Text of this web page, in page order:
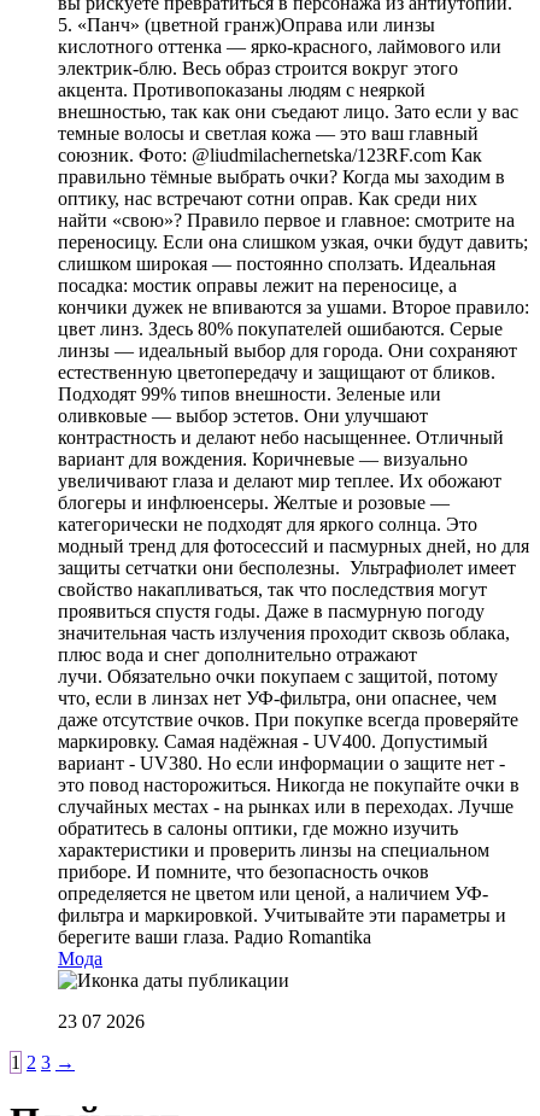
5. «Панч» (цветной гранж)Оправа или линзы
кислотного оттенка — ярко-красного, лаймового или
электрик-блю. Весь образ строится вокруг этого
акцента. Противопоказаны людям с неяркой
внешностью, так как они съедают лицо. Зато если у вас
темные волосы и светлая кожа — это ваш главный
союзник. Фото: @liudmilachernetska/123RF.com Как
правильно тёмные выбрать очки? Когда мы заходим в
оптику, нас встречают сотни оправ. Как среди них
найти «свою»? Правило первое и главное: смотрите на
переносицу. Если она слишком узкая, очки будут давить;
слишком широкая — постоянно сползать. Идеальная
посадка: мостик оправы лежит на переносице, а
кончики дужек не впиваются за ушами. Второе правило:
цвет линз. Здесь 80% покупателей ошибаются. Серые
линзы — идеальный выбор для города. Они сохраняют
естественную цветопередачу и защищают от бликов.
Подходят 99% типов внешности. Зеленые или
оливковые — выбор эстетов. Они улучшают
контрастность и делают небо насыщеннее. Отличный
вариант для вождения. Коричневые — визуально
увеличивают глаза и делают мир теплее. Их обожают
блогеры и инфлюенсеры. Желтые и розовые —
категорически не подходят для яркого солнца. Это
модный тренд для фотосессий и пасмурных дней, но для
защиты сетчатки они бесполезны. Ультрафиолет имеет
свойство накапливаться, так что последствия могут
проявиться спустя годы. Даже в пасмурную погоду
значительная часть излучения проходит сквозь облака,
плюс вода и снег дополнительно отражают
лучи. Обязательно очки покупаем с защитой, потому
что, если в линзах нет УФ-фильтра, они опаснее, чем
даже отсутствие очков. При покупке всегда проверяйте
маркировку. Самая надёжная - UV400. Допустимый
вариант - UV380. Но если информации о защите нет -
это повод насторожиться. Никогда не покупайте очки в
случайных местах - на рынках или в переходах. Лучше
обратитесь в салоны оптики, где можно изучить
характеристики и проверить линзы на специальном
приборе. И помните, что безопасность очков
определяется не цветом или ценой, а наличием УФ-
фильтра и маркировкой. Учитывайте эти параметры и
берегите ваши глаза. Радио Romantika
Мода
23 07 2026
1 2 3 →